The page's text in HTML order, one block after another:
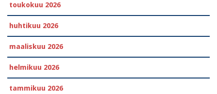
toukokuu 2026
huhtikuu 2026
maaliskuu 2026
helmikuu 2026
tammikuu 2026